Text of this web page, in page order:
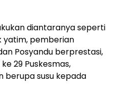
diantaranya seperti
yatim, pemberian
Posyandu berprestasi,
29 Puskesmas,
berupa susu kepada